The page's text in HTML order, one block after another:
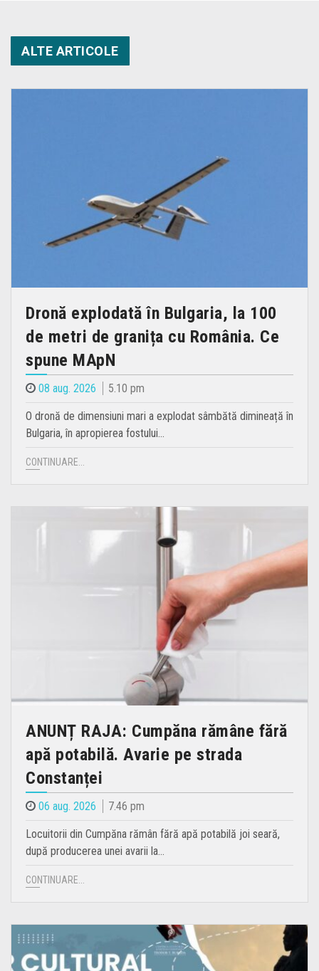
ALTE ARTICOLE
Dronă explodată în Bulgaria, la 100
de metri de granița cu România. Ce
spune MApN
08 aug. 2026 5.10 pm
O dronă de dimensiuni mari a explodat sâmbătă dimineață în
Bulgaria, în apropierea fostului…
CONTINUARE...
ANUNȚ RAJA: Cumpăna rămâne fără
apă potabilă. Avarie pe strada
Constanței
06 aug. 2026 7.46 pm
Locuitorii din Cumpăna rămân fără apă potabilă joi seară,
după producerea unei avarii la…
CONTINUARE...